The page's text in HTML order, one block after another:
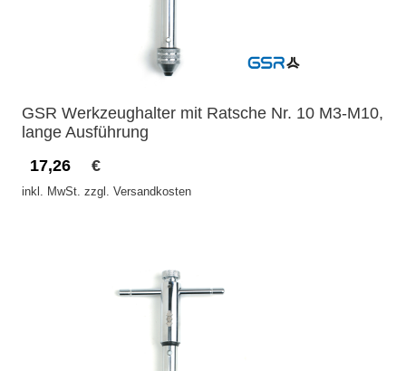
GSR Werkzeughalter mit Ratsche Nr. 10 M3-M10,
lange Ausführung
17,26
€
inkl. MwSt. zzgl. Versandkosten